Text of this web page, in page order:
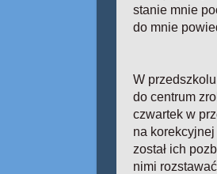
stanie mnie
do mnie
W
do centrum
czwartek w
na
został ich
nimi